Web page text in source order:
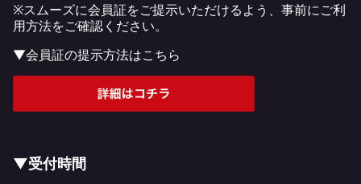
※スムーズに会員証をご提示いただけるよう、事前にご利
用方法をご確認ください。
▼会員証の提示方法はこちら
▼受付時間